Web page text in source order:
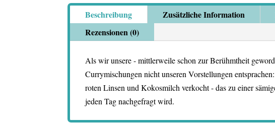
Beschreibung Zusätzliche Information
Rezensionen (0)
Als wir unsere - mittlerweile schon zur Berühmtheit
Currymischungen nicht unseren Vorstellungen
roten Linsen und Kokosmilch verkocht - das zu einer
jeden Tag nachgefragt wird.